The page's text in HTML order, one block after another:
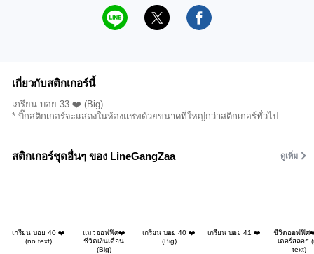
เกี่ยวกับสติกเกอร์นี้
เกรียน บอย 33 ❤️ (Big)
* บิ๊กสติกเกอร์จะแสดงในห้องแชทด้วยขนาดที่ใหญ่กว่าสติกเกอร์ทั่วไป
สติกเกอร์ชุดอื่นๆ ของ LineGangZaa ดูเพิ่ม
เกรียน บอย 40 ❤️
(no text)
แมวออฟฟิศ❤️
ชีวิตเงินเดือน
(Big)
เกรียน บอย 40 ❤️
(Big)
เกรียน บอย 41 ❤️
ชีวิตออฟฟิศ
เตอร์สลอธ
text)